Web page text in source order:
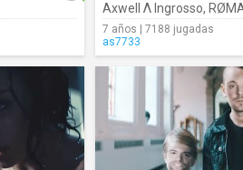
Axwell Λ Ingrosso,
7 años | 7188 jugadas
as7733